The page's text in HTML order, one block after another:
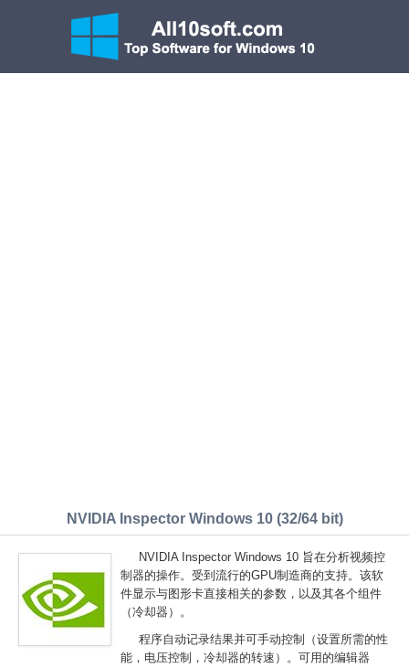
NVIDIA Inspector Windows 10 (32/64 bit)
NVIDIA Inspector Windows 10 旨在分析视频控
制器的操作。受到流行的GPU制造商的支持。该软
件显示与图形卡直接相关的参数，以及其各个组件
（冷却器）。
程序自动记录结果并可手动控制（设置所需的性
能，电压控制，冷却器的转速）。可用的编辑器